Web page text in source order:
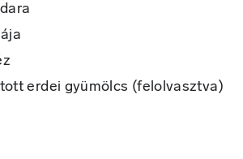
erdei gyümölcs (felolvasztva)